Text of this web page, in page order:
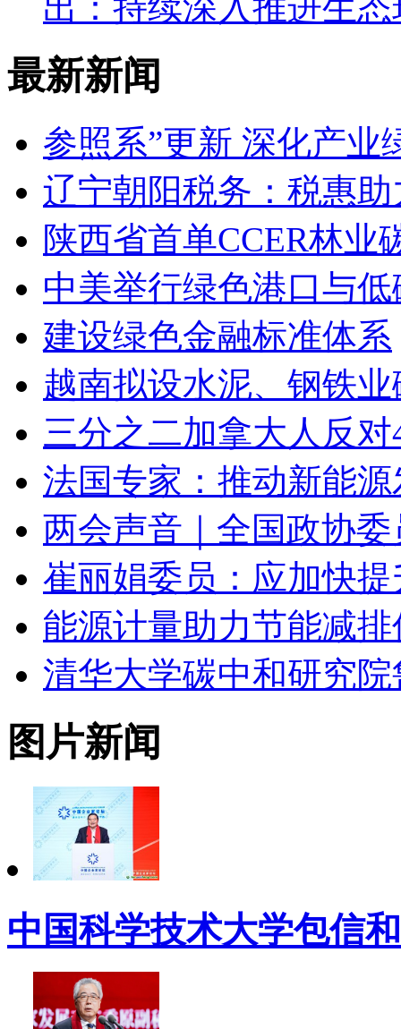
最新新闻
参照系”更新 深化产业
辽宁朝阳税务：税惠
陕西省首单CCER林业
中美举行绿色港口与
建设绿色金融标准体系
越南拟设水泥、钢铁
三分之二加拿大人反
法国专家：推动新能
两会声音｜全国政协
崔丽娟委员：应加快
能源计量助力节能减
清华大学碳中和研究
图片新闻
中国科学技术大学包信